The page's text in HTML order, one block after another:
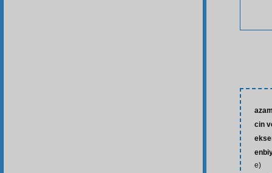
cin
e)